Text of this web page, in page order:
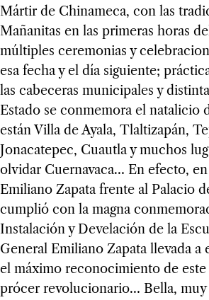
Mártir de Chinameca, con las
Mañanitas en las primeras horas
múltiples ceremonias y
esa fecha y el día siguiente;
las cabeceras municipales y
Estado se conmemora el natalicio
están Villa de Ayala, Tlaltizapán,
Jonacatepec, Cuautla y muchos
olvidar Cuernavaca… En efecto,
Emiliano Zapata frente al Palacio
cumplió con la magna
Instalación y Develación de la
General Emiliano Zapata llevada a
el máximo reconocimiento de este
prócer revolucionario… Bella, muy